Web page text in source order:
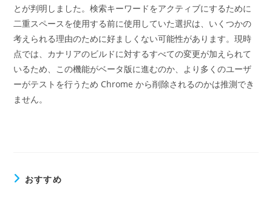
とが判明しました。検索キーワードをアクティブにするために
二重スペースを使用する前に使用していた選択は、いくつかの
考えられる理由のために好ましくない可能性があります。現時
点では、カナリアのビルドに対するすべての変更が加えられて
いるため、この機能がベータ版に進むのか、より多くのユーザ
ーがテストを行うため Chrome から削除されるのかは推測でき
ません。
おすすめ